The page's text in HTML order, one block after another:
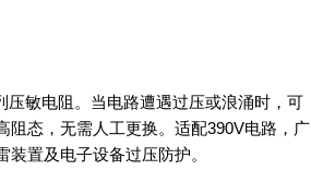
压敏电阻。当电路遭遇过压或浪涌时，可
态，无需人工更换。适配390V电路，广
置及电子设备过压防护。